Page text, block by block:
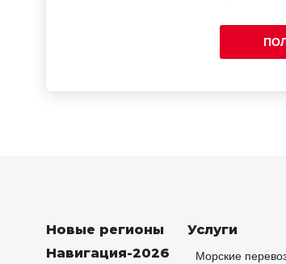
Новые регионы
Навигация-2026
Услуги
Морские